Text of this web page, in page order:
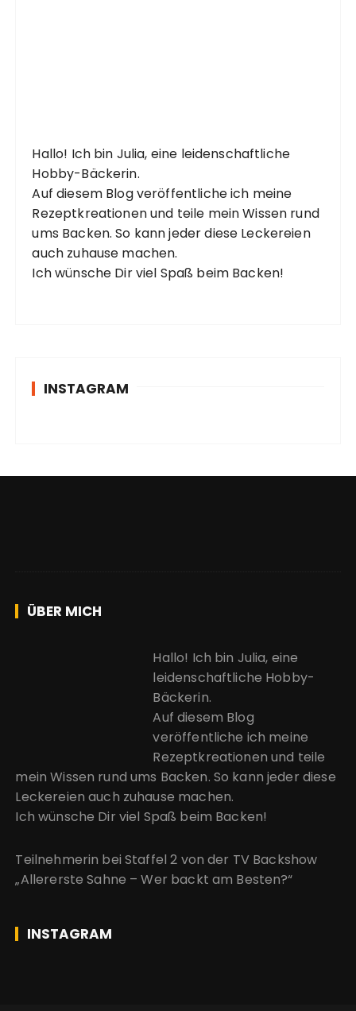
Hallo! Ich bin Julia, eine leidenschaftliche
Hobby-Bäckerin.
Auf diesem Blog veröffentliche ich meine
Rezeptkreationen und teile mein Wissen rund
ums Backen. So kann jeder diese Leckereien
auch zuhause machen.
Ich wünsche Dir viel Spaß beim Backen!
INSTAGRAM
ÜBER MICH
Hallo! Ich bin Julia, eine
leidenschaftliche Hobby-
Bäckerin.
Auf diesem Blog
veröffentliche ich meine
Rezeptkreationen und teile
mein Wissen rund ums Backen. So kann jeder diese
Leckereien auch zuhause machen.
Ich wünsche Dir viel Spaß beim Backen!
Teilnehmerin bei Staffel 2 von der TV Backshow
„Allererste Sahne – Wer backt am Besten?“
INSTAGRAM